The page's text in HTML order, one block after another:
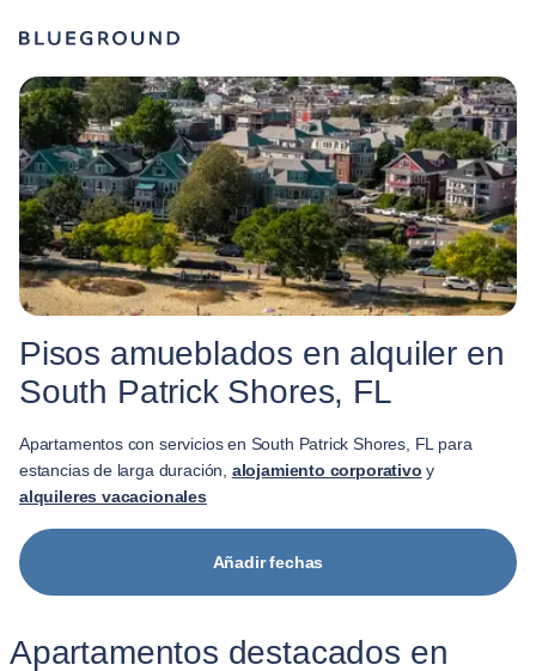
Pisos amueblados en alquiler en
South Patrick Shores, FL
Apartamentos con servicios en South Patrick Shores, FL para
estancias de larga duración, alojamiento corporativo y
alquileres vacacionales
Añadir fechas
Apartamentos destacados en